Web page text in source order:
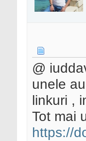
@
unele
linkuri ,
Tot mai
https://